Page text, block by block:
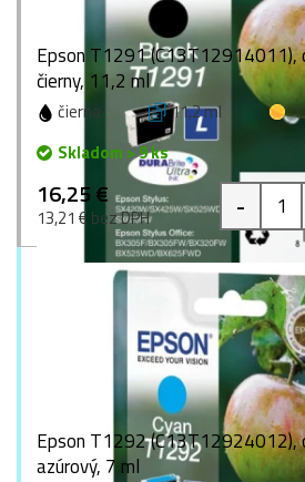
Epson T1291 (C13T12914011),
čierny, 11,2 ml
čierna 11,2 ml
1
Skladom > 9 ks
16,25 €
13,21 € bez DPH -
Epson T1292 (C13T12924012),
azúrový, 7 ml